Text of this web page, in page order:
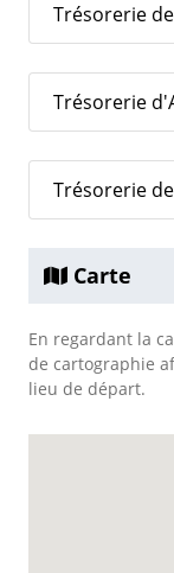
Trésorerie
Trésorerie
Trésorerie
Carte
En regardant la
de cartographie
lieu de départ.